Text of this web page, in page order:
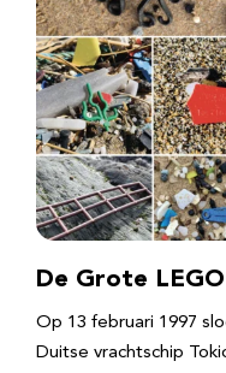
De Grote
Op 13 februari 1997
Duitse vrachtschip